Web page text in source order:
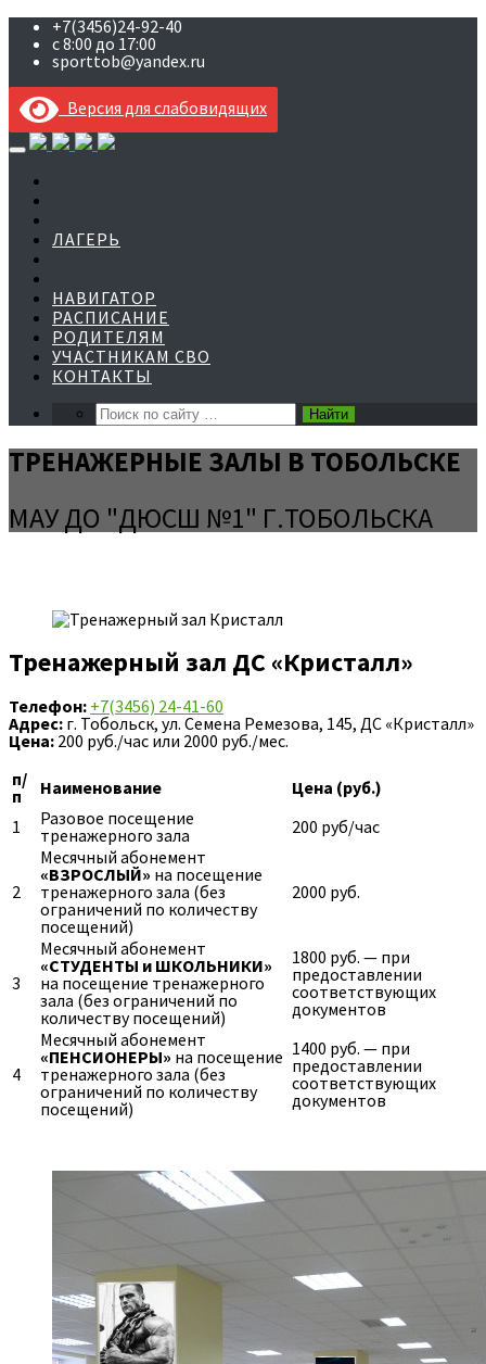
+7(3456)24-92-40
с 8:00 до 17:00
sporttob@yandex.ru
Версия для слабовидящих
Skip
to
content
ЛАГЕРЬ
НАВИГАТОР
РАСПИСАНИЕ
РОДИТЕЛЯМ
УЧАСТНИКАМ СВО
КОНТАКТЫ
ТРЕНАЖЕРНЫЕ ЗАЛЫ В ТОБОЛЬСКЕ
МАУ ДО "ДЮСШ №1" Г.ТОБОЛЬСКА
Тренажерный зал ДС «Кристалл»
Телефон: +7(3456) 24-41-60
Адрес: г. Тобольск, ул. Семена Ремезова, 145, ДС «Кристалл»
Цена: 200 руб./час или 2000 руб./мес.
п/
п
Наименование
Цена (руб.)
1
Разовое посещение
тренажерного зала
200 руб/час
2
Месячный абонемент
«ВЗРОСЛЫЙ» на посещение
тренажерного зала (без
ограничений по количеству
посещений)
2000 руб.
3
Месячный абонемент
«СТУДЕНТЫ и ШКОЛЬНИКИ»
на посещение тренажерного
зала (без ограничений по
количеству посещений)
1800 руб. — при
предоставлении
соответствующих
документов
4
Месячный абонемент
«ПЕНСИОНЕРЫ» на посещение
тренажерного зала (без
ограничений по количеству
посещений)
1400 руб. — при
предоставлении
соответствующих
документов